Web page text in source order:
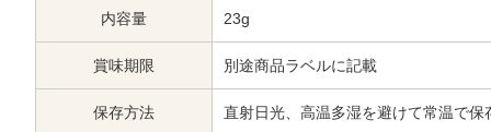
内容量 23g
賞味期限 別途商品ラベルに記載
保存方法 直射日光、高温多湿を避けて常温で保